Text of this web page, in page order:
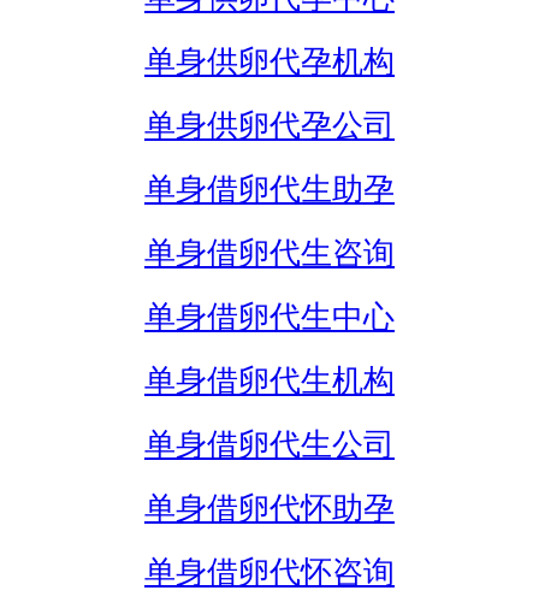
单身供卵代孕机构
单身供卵代孕公司
单身借卵代生助孕
单身借卵代生咨询
单身借卵代生中心
单身借卵代生机构
单身借卵代生公司
单身借卵代怀助孕
单身借卵代怀咨询